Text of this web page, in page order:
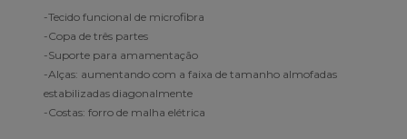
-Tecido funcional de microfibra
-Copa de três partes
-Suporte para amamentação
-Alças: aumentando com a faixa de tamanho almofadas
estabilizadas diagonalmente
-Costas: forro de malha elétrica